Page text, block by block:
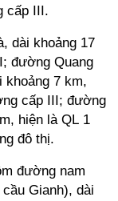
cấp III.
dài khoảng 17
đường Quang
khoảng 7 km,
cấp III; đường
hiện là QL 1
đô thị.
đường nam
Gianh), dài